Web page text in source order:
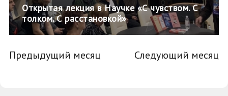
Открытая лекция в Научке «С чувством. С
толком. С расстановкой»
Предыдущий месяц Следующий месяц